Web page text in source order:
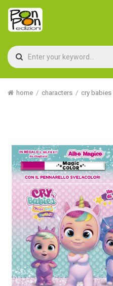
home characters cry babies